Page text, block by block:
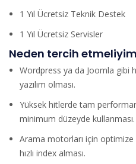
1 Yıl Ücretsiz Teknik Destek
1 Yıl Ücretsiz Servisler
Neden tercih
Wordpress ya da Joomla gibi
yazılım olması.
Yüksek hitlerde tam
minimum düzeyde kullanması.
Arama motorları için
hızlı index alması.